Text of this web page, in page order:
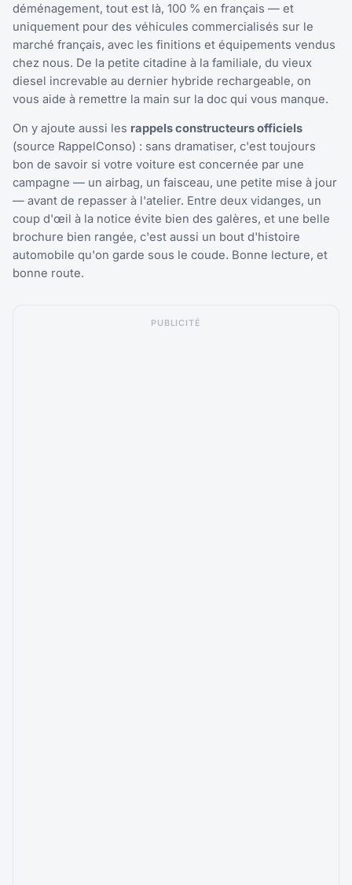
déménagement, tout est là, 100 % en français — et
uniquement pour des véhicules commercialisés sur le
marché français, avec les finitions et équipements vendus
chez nous. De la petite citadine à la familiale, du vieux
diesel increvable au dernier hybride rechargeable, on
vous aide à remettre la main sur la doc qui vous manque.
On y ajoute aussi les rappels constructeurs officiels
(source RappelConso) : sans dramatiser, c'est toujours
bon de savoir si votre voiture est concernée par une
campagne — un airbag, un faisceau, une petite mise à jour
— avant de repasser à l'atelier. Entre deux vidanges, un
coup d'œil à la notice évite bien des galères, et une belle
brochure bien rangée, c'est aussi un bout d'histoire
automobile qu'on garde sous le coude. Bonne lecture, et
bonne route.
PUBLICITÉ